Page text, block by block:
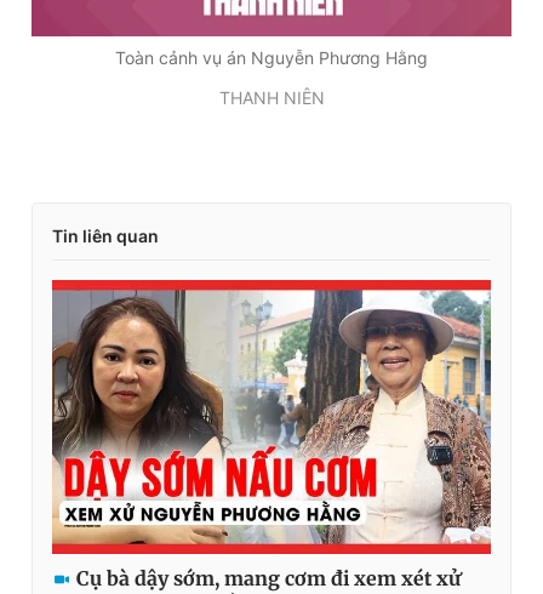
Toàn cảnh vụ án Nguyễn Phương Hằng
THANH NIÊN
Tin liên quan
Cụ bà dậy sớm, mang cơm đi xem xét xử